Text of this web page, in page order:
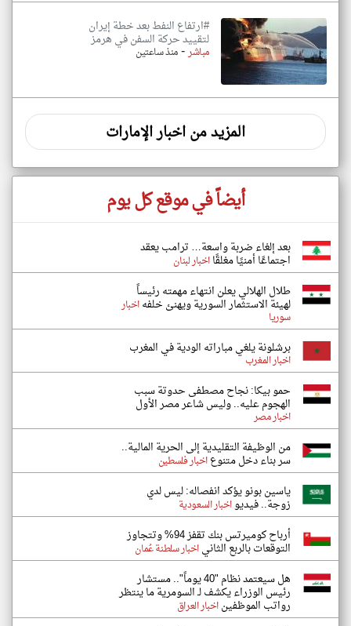
#ارتفاع النفط بعد خطة إيران
لتقييد حركة السفن في هرمز
مباشر-منذ ساعتين
المزيد من اخبار الإمارات
أيضاً في موقع كل يوم
بعد إلغاء ضربة واسعة… ترامب يعقد
اجتماعًا أمنيًا مغلقًااخبار لبنان
طلال الهلالي يعلن انتهاء مهمته رئيساً
لهيئة الاستثمار السورية ويهنئ خلفهاخبار
سوريا
برشلونة يلغي مباراته الودية في المغرب
اخبار المغرب
حمو بيكا: نجاح مصطفى حدوتة سبب
الهجوم عليه.. وليس شاعر مصر الأول
اخبار مصر
من الوظيفة التقليدية إلى الحرية المالية..
سر بناء دخل متنوعاخبار فلسطين
ياسين بونو يؤكد انفصاله: ليس لدي
زوجة.. فيديواخبار السعودية
أرباح كوميرتس بنك تقفز 94% وتتجاوز
التوقعات بالربع الثانياخبار سلطنة عُمان
هل سيعتمد نظام "40 يوماً".. مستشار
رئيس الوزراء يكشف لـ السومرية ما ينتظر
رواتب الموظفيناخبار العراق